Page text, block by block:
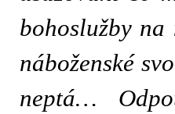
bohoslužby
náboženské
neptá…